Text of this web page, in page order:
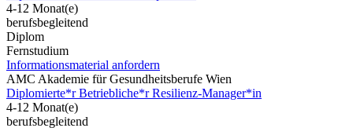
4-12 Monat(e)
berufsbegleitend
Diplom
Fernstudium
Informationsmaterial anfordern
AMC Akademie für Gesundheitsberufe Wien
Diplomierte*r Betriebliche*r Resilienz-Manager*in
4-12 Monat(e)
berufsbegleitend